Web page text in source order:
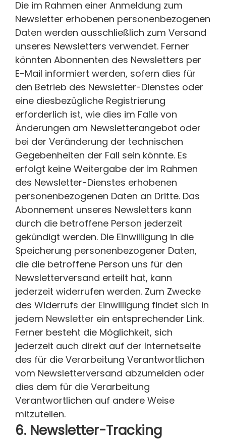
Die im Rahmen einer Anmeldung zum
Newsletter erhobenen personenbezogenen
Daten werden ausschließlich zum Versand
unseres Newsletters verwendet. Ferner
könnten Abonnenten des Newsletters per
E-Mail informiert werden, sofern dies für
den Betrieb des Newsletter-Dienstes oder
eine diesbezügliche Registrierung
erforderlich ist, wie dies im Falle von
Änderungen am Newsletterangebot oder
bei der Veränderung der technischen
Gegebenheiten der Fall sein könnte. Es
erfolgt keine Weitergabe der im Rahmen
des Newsletter-Dienstes erhobenen
personenbezogenen Daten an Dritte. Das
Abonnement unseres Newsletters kann
durch die betroffene Person jederzeit
gekündigt werden. Die Einwilligung in die
Speicherung personenbezogener Daten,
die die betroffene Person uns für den
Newsletterversand erteilt hat, kann
jederzeit widerrufen werden. Zum Zwecke
des Widerrufs der Einwilligung findet sich in
jedem Newsletter ein entsprechender Link.
Ferner besteht die Möglichkeit, sich
jederzeit auch direkt auf der Internetseite
des für die Verarbeitung Verantwortlichen
vom Newsletterversand abzumelden oder
dies dem für die Verarbeitung
Verantwortlichen auf andere Weise
mitzuteilen.
6. Newsletter-Tracking